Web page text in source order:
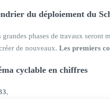
du déploiement du
grandes phases de travaux seront
de nouveaux. Les premiers
cyclable en chiffres
,